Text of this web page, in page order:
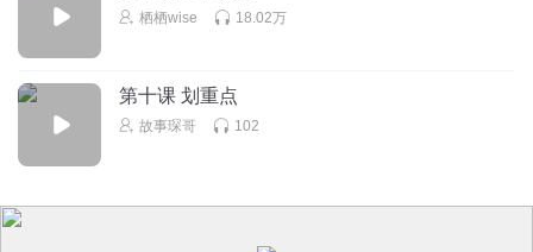
栖栖wise 18.02万
第十课 划重点
故事琛哥 102